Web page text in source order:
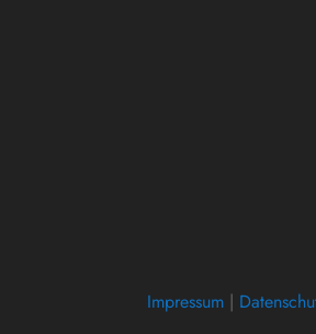
Impressum |